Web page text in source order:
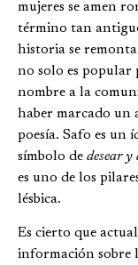
mujeres se amen
término tan
historia se remonta
no solo es popular
nombre a la
haber marcado un
poesía. Safo es un
símbolo de desear y
es uno de los
lésbica.
Es cierto que
información sobre